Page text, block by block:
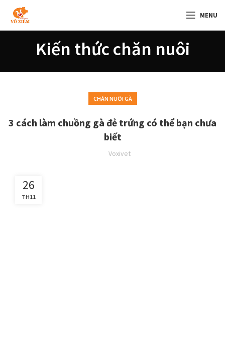
MENU
Kiến thức chăn nuôi
CHĂN NUÔI GÀ
3 cách làm chuồng gà đẻ trứng có thể bạn chưa
biết
Voxivet
26
TH11